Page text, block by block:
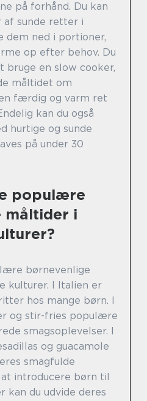
på forhånd. Du kan
af sunde retter i
dem ned i portioner,
op efter behov. Du
bruge en slow cooker,
måltidet om
færdig og varm ret
kan du også
hurtige og sunde
på under 30
populære
måltider i
børnevenlige
kulturer. I Italien er
hos mange børn. I
og stir-fries populære
smagsoplevelser. I
og guacamole
smagfulde
introducere børn til
kan du udvide deres